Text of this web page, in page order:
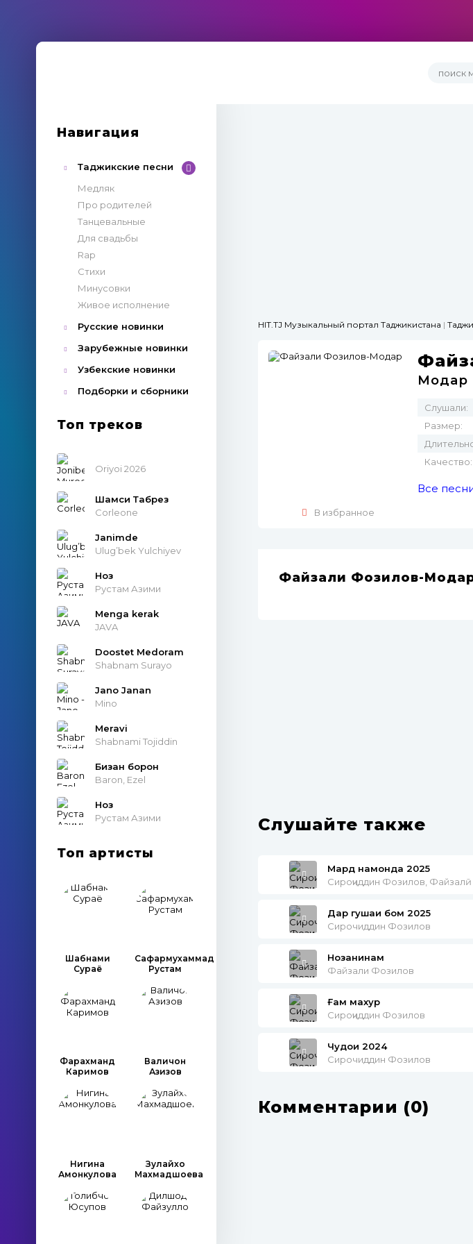
Навигация
Таджикские песни
Медляк
Про родителей
Танцевальные
Для свадьбы
Rap
Стихи
Минусовки
Живое исполнение
Русские новинки
Зарубежные новинки
Узбекские новинки
Подборки и сборники
Топ треков
Oriyoi 2026
Шамси Табрез
Corleone
Janimde
Ulug’bek Yulchiyev
Ноз
Рустам Азими
Menga kerak
JAVA
Doostet Medoram
Shabnam Surayo
Jano Janan
Mino
Meravi
Shabnami Tojiddin
Бизан борон
Baron, Ezel
Ноз
Рустам Азими
Топ артисты
Шабнами
Сураё
Сафармухаммад
Рустам
Фарахманд
Каримов
Валичон
Азизов
Нигина
Амонкулова
Зулайхо
Махмадшоева
HIT.TJ Музыкальный портал Таджикистана |
В избранное
Модар
Слушали:
Размер:
Качество:
Все
Файзали Фозилов-
Слушайте также
Мардӣ намонда 2025
Сироҷиддин Фозилов,
Дар гушаи бом 2025
Сирочиддин Фозилов
Нозанинам
Файзали Фозилов
Ғам махур
Сироҷиддин Фозилов
Чудои 2024
Сирочиддин Фозилов
Комментарии (0)